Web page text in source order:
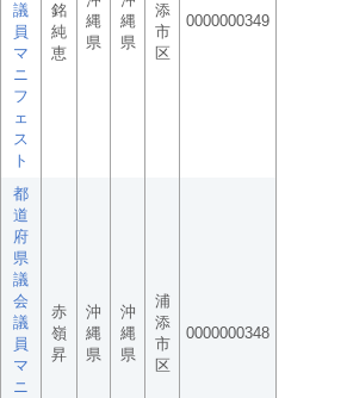
議
員
マ
ニ
フ
ェ
ス
ト
銘
純
恵
縄
県
縄
県
添
市
区
0000000349
都
道
府
県
議
会
議
員
マ
ニ
赤
嶺
昇
沖
縄
県
沖
縄
県
浦
添
市
区
0000000348